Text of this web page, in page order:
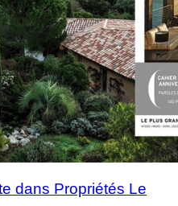
dans Propriétés Le